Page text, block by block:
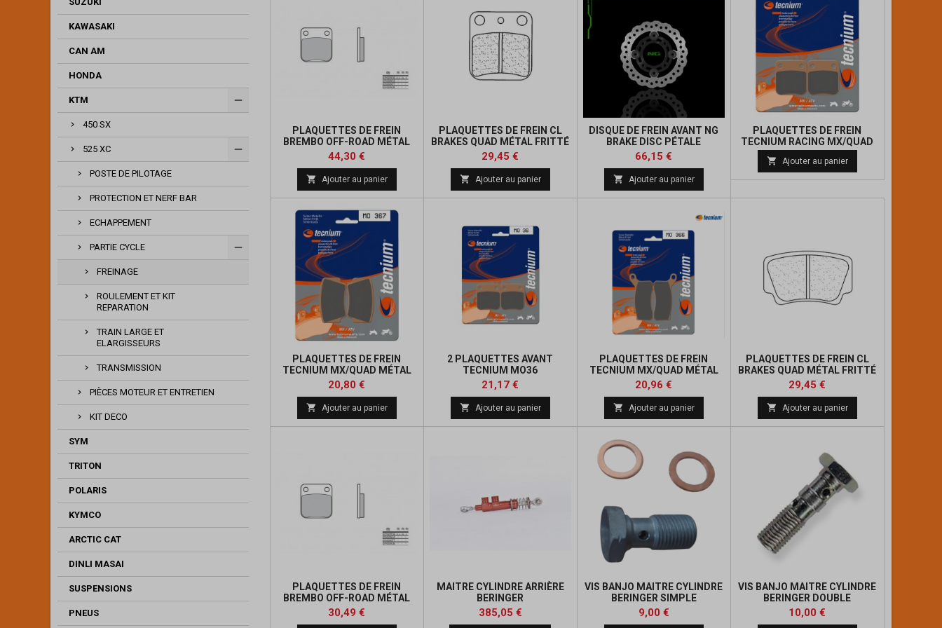
KAWASAKI
CAN AM
HONDA
KTM
450 SX
525 XC
POSTE DE PILOTAGE
PROTECTION ET NERF BAR
ECHAPPEMENT
PARTIE CYCLE
FREINAGE
ROULEMENT ET KIT
REPARATION
TRAIN LARGE ET
ELARGISSEURS
TRANSMISSION
PIÈCES MOTEUR ET ENTRETIEN
KIT DECO
SYM
TRITON
POLARIS
KYMCO
ARCTIC CAT
DINLI MASAI
SUSPENSIONS
PNEUS
PLAQUETTES DE FREIN
BREMBO OFF-ROAD MÉTAL
FRITTÉ
Prix
44,30 €
base
 Ajouter au panier
PLAQUETTES DE FREIN CL
BRAKES QUAD MÉTAL FRITTÉ
- 2408ATV1
Prix
29,45 €
base
 Ajouter au panier
DISQUE DE FREIN AVANT NG
BRAKE DISC PÉTALE
FLOTTANT
Prix
66,15 €
base
 Ajouter au panier
PLAQUETTES DE FREIN
TECNIUM RACING MX/QUAD
MÉTAL FRITTÉ
de
 Ajouter au panier
PLAQUETTES DE FREIN
TECNIUM MX/QUAD MÉTAL
FRITTÉ
Prix
20,80 €
base
 Ajouter au panier
2 PLAQUETTES AVANT
TECNIUM MO36
Prix
21,17 €
base
 Ajouter au panier
PLAQUETTES DE FREIN
TECNIUM MX/QUAD MÉTAL
FRITTÉ - MO366
Prix
20,96 €
base
 Ajouter au panier
PLAQUETTES DE FREIN CL
BRAKES QUAD MÉTAL FRITTÉ
Prix
29,45 €
base
 Ajouter au panier
PLAQUETTES DE FREIN
BREMBO OFF-ROAD MÉTAL
FRITTÉ
Prix
30,49 €
MAITRE CYLINDRE ARRIÈRE
BERINGER
Prix
385,05 €Prix
VIS BANJO MAITRE CYLINDRE
BERINGER SIMPLE
Prix
9,00 €
VIS BANJO MAITRE CYLINDRE
BERINGER DOUBLE
Prix
10,00 €